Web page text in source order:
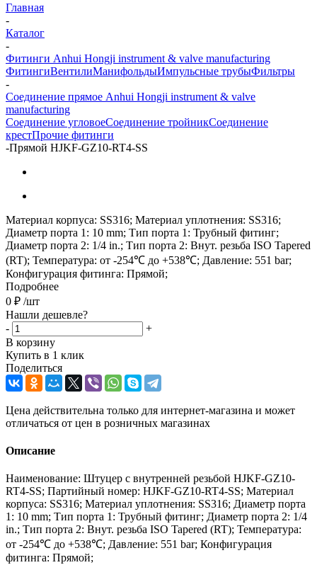
Главная
-
Каталог
-
Фитинги Anhui Hongji instrument & valve manufacturing
ФитингиВентилиМанифольдыИмпульсные трубыФильтры
-
Соединение прямое Anhui Hongji instrument & valve
manufacturing
Соединение угловоеСоединение тройникСоединение
крестПрочие фитинги
-Прямой HJKF-GZ10-RT4-SS
Материал корпуса: SS316; Материал уплотнения: SS316;
Диаметр порта 1: 10 mm; Тип порта 1: Трубный фитинг;
Диаметр порта 2: 1/4 in.; Тип порта 2: Внут. резьба ISO Tapered
(RT); Температура: от -254℃ до +538℃; Давление: 551 bar;
Конфигурация фитинга: Прямой;
Подробнее
0 ₽ /шт
Нашли дешевле?
-
+
В корзину
Купить в 1 клик
Поделиться
Цена действительна только для интернет-магазина и может
отличаться от цен в розничных магазинах
Описание
Наименование: Штуцер с внутренней резьбой HJKF-GZ10-
RT4-SS; Партийный номер: HJKF-GZ10-RT4-SS; Материал
корпуса: SS316; Материал уплотнения: SS316; Диаметр порта
1: 10 mm; Тип порта 1: Трубный фитинг; Диаметр порта 2: 1/4
in.; Тип порта 2: Внут. резьба ISO Tapered (RT); Температура:
от -254℃ до +538℃; Давление: 551 bar; Конфигурация
фитинга: Прямой;